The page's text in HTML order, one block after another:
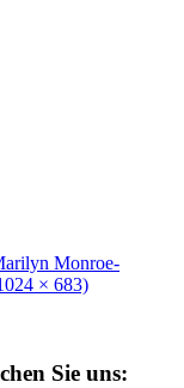
Monroe-
× 683)
Sie uns: